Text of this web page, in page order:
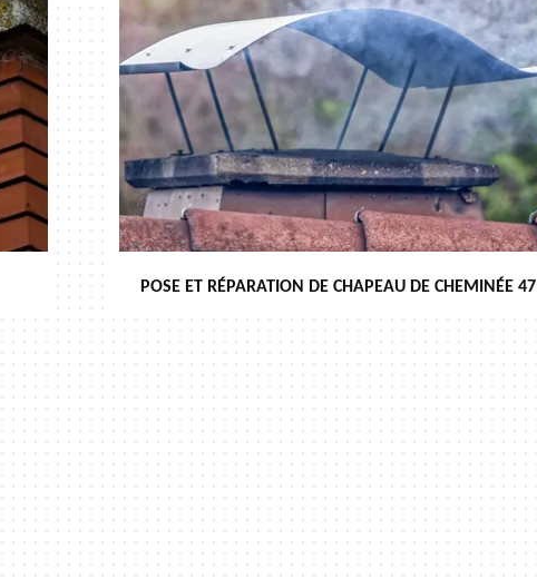
POSE ET RÉPARATION DE CHAPEAU DE CHEMINÉE 47